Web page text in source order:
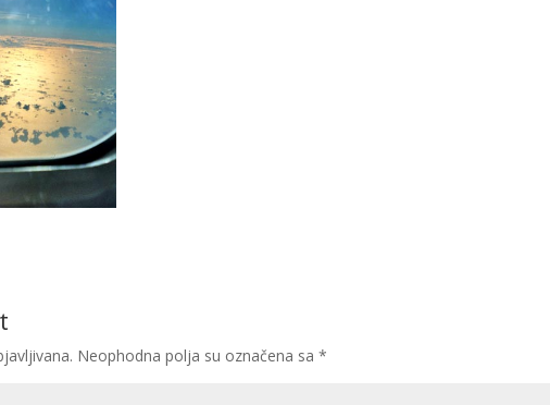
Neophodna polja su označena sa*